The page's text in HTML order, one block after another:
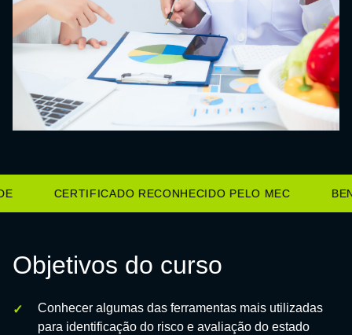
CERTIFICADO RECONHECIDO PELO MEC
Objetivos do curso
Conhecer algumas das ferramentas mais utilizadas
para identificação do risco e avaliação do estado